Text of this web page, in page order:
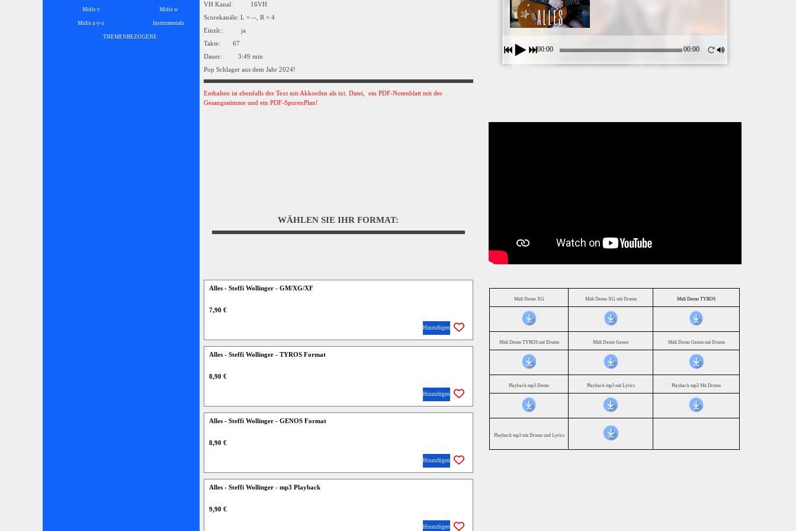
Midis v Midis w
Midis x-y-z Instrumentals
THEMENBEZOGENE
VH Kanal: 16VH
Scorekanäle: L = --, R = 4
Einzlr.: ja
Takte: 67
Dauer: 3:49 min
Pop Schlager aus dem Jahr 2024!
Enthalten ist ebenfalls der Text mit Akkorden als txt. Datei, ein PDF-Notenblatt mit der
Gesangsstimme und ein PDF-SpurenPlan!
00:00 00:00
WÄHLEN SIE IHR FORMAT:
Alles - Steffi Wollinger - GM/XG/XF
7,90 €
Hinzufügen
Alles - Steffi Wollinger - TYROS Format
8,90 €
Hinzufügen
Alles - Steffi Wollinger - GENOS Format
8,90 €
Hinzufügen
Alles - Steffi Wollinger - mp3 Playback
9,90 €
Hinzufügen
Midi Demo XG Midi Demo XG mit Drums Midi Demo TYROS
Midi Demo TYROS mit Drums Midi Demo Genos Midi Demo Genos mit Drums
Playback mp3 Demo Playback mp3 mit Lyrics Playback mp3 Mit Drums
Playback mp3 mit Drums und Lyrics